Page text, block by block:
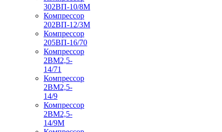
302ВП-10/8М
Компрессор
202ВП-12/3М
Компрессор
205ВП-16/70
Компрессор
2ВМ2,5-
14/71
Компрессор
2ВМ2,5-
14/9
Компрессор
2ВМ2,5-
14/9М